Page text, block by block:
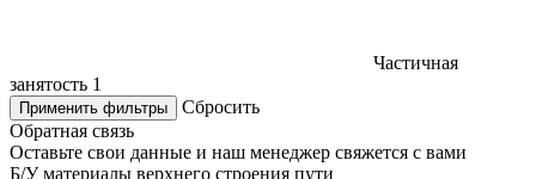
Частичная
занятость 1
Применить фильтры
Сбросить
Обратная связь
Оставьте свои данные и наш менеджер свяжется с вами
Б/У материалы верхнего строения пути